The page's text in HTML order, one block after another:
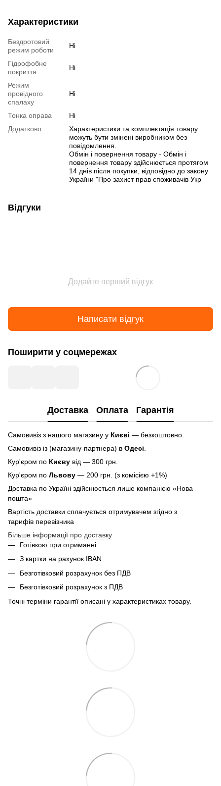
Характеристики
Бездротовий
режим роботи
Ні
Гідрофобне
покриття
Ні
Режим
провідного
спалаху
Ні
Тонка оправа
Ні
Додатково
Характеристики та комплектація товару
можуть бути змінені виробником без
повідомлення.
Обмін і повернення товару - Обмін і
повернення товару здійснюється протягом
14 днів після покупки, відповідно до закону
України "Про захист прав споживачів Укр
Відгуки
Додайте перший відгук
Написати відгук
Поширити у соцмережах
Доставка Оплата Гарантія
Самовивіз з нашого магазину у Києві — безкоштовно.
Самовивіз із (магазину-партнера) в Одесі
Кур'єром по Києву від — 300 грн.
Кур'єром по Львову — 200 грн. (з комісією +1%)
Доставка по Україні здійснюється лише компанією «Нова
пошта»
Вартість доставки сплачується отримувачем згідно з
тарифів перевізника
Більше інформації про доставку
Готівкою при отриманні
З картки на рахунок IBAN
Безготівковий розрахунок без ПДВ
Безготівковий розрахунок з ПДВ
Точні терміни гарантії описані у характеристиках товару.